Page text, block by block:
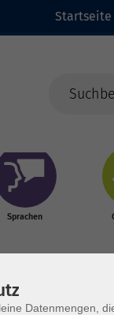
Startseite
Sprachen
Datenmengen,